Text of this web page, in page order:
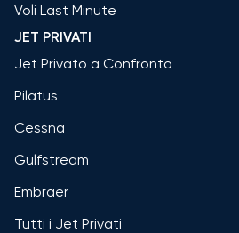
Voli Last Minute
JET PRIVATI
Jet Privato a Confronto
Pilatus
Cessna
Gulfstream
Embraer
Tutti i Jet Privati